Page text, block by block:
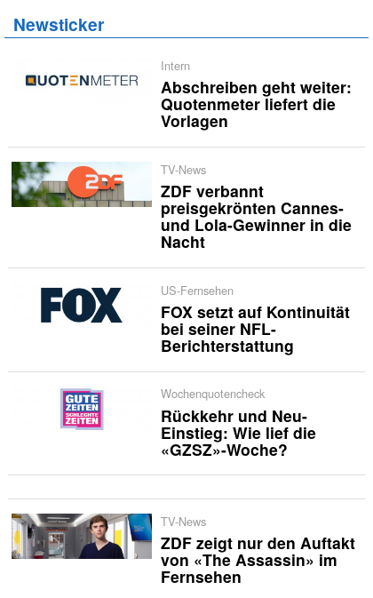
Newsticker
Intern
Abschreiben geht weiter:
Quotenmeter liefert die
Vorlagen
TV-News
ZDF verbannt
preisgekrönten Cannes-
und Lola-Gewinner in die
Nacht
US-Fernsehen
FOX setzt auf Kontinuität
bei seiner NFL-
Berichterstattung
Wochenquotencheck
Rückkehr und Neu-
Einstieg: Wie lief die
«GZSZ»-Woche?
TV-News
ZDF zeigt nur den Auftakt
von «The Assassin» im
Fernsehen